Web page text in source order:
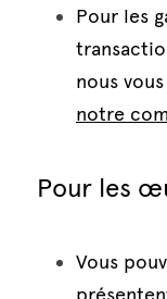
Pour les
notre
Pour les
Vous